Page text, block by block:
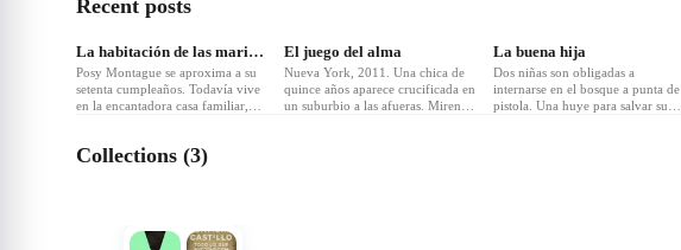
desaparece, sus superiores la
apartan del caso y la hacen
Perdidos, un departamento
olvidado de dudosa reput
Atlas le pide una cita.
es asertivo, terco, tal vez incluso
Recent posts
La habitación de las mariposas
Posy Montague se aproxima a su
setenta cumpleaños. Todavía vive
en la encantadora casa familiar,
los que transcurrió su idílica
infancia cazando mariposas con su
El juego del alma
Nueva York, 2011. Una chica de
quince años aparece crucificada en
un suburbio a las afueras. Miren
La buena hija
Dos niñas son obligadas a
internarse en el bosque a punta de
pistola. Una huye para salvar su
Collections (3)